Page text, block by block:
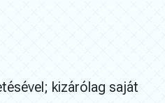
kizárólag saját